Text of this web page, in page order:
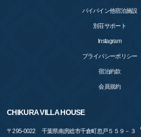
バイバイン他宿泊施設
別荘サポート
Instagram
プライバシーポリシー
宿泊約款
会員規約
CHIKURA VILLA HOUSE
〒295-0022 千葉県南房総市千倉町忽戸５５９－３